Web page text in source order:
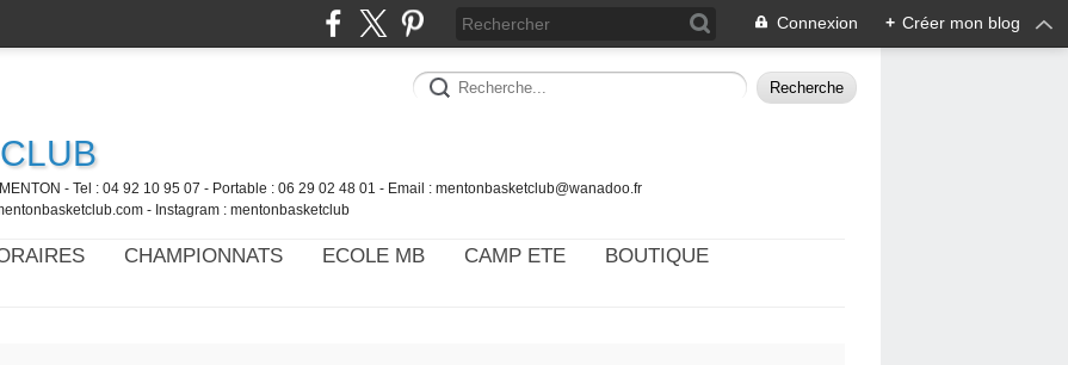
Connexion + Créer mon blog
- Tel : 04 92 10 95 07 - Portable : 06 29 02 48 01 - Email : mentonbasketclub@wanadoo.fr
- Instagram : mentonbasketclub
CHAMPIONNATS ECOLE MB CAMP ETE
BOUTIQUE